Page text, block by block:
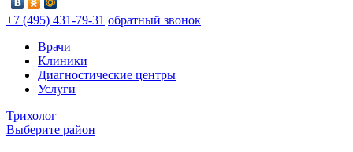
+7 (495) 431-79-31 обратный звонок
Врачи
Клиники
Диагностические центры
Услуги
Трихолог
Выберите район